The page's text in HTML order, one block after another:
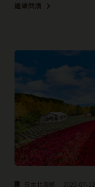
繼續閱讀
日本北海道 2022-07-12